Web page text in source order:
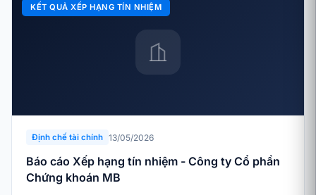
KẾT QUẢ XẾP HẠNG TÍN NHIỆM
Định chế tài chính 13/05/2026
Báo cáo Xếp hạng tín nhiệm - Công ty Cổ phần
Chứng khoán MB